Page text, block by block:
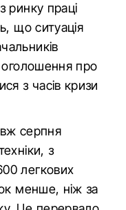
ринку праці
що ситуація
оголошення про
з часів кризи
серпня
з
легкових
менше, ніж за